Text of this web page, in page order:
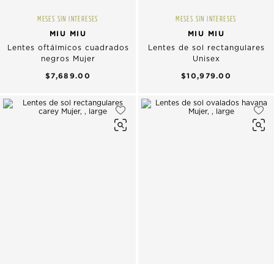
MESES SIN INTERESES
MIU MIU
Lentes oftálmicos cuadrados
negros Mujer
$7,689.00
MESES SIN INTERESES
MIU MIU
Lentes de sol rectangulares
Unisex
$10,979.00